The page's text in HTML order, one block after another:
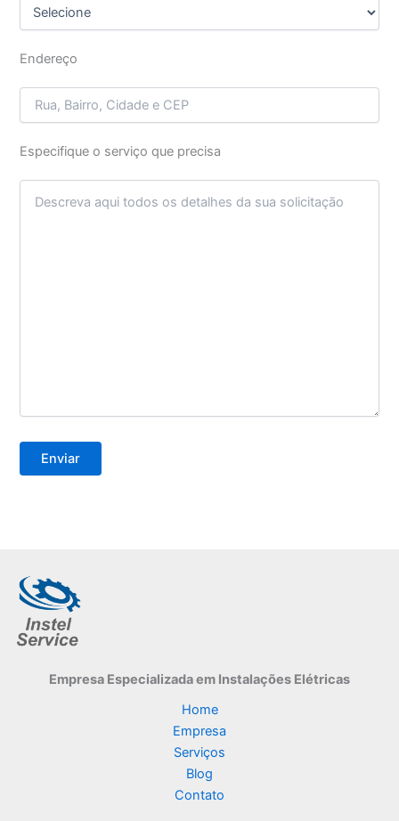
Endereço
Especifique o serviço que precisa
Empresa Especializadaem Instalações Elétricas
Home
Empresa
Serviços
Blog
Contato